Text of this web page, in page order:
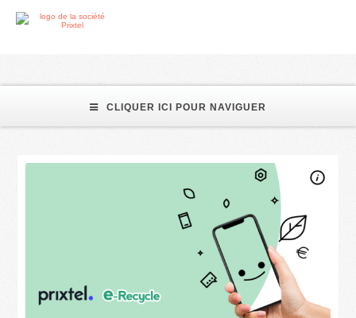
CLIQUER ICI POUR NAVIGUER
smartphone reconditionné